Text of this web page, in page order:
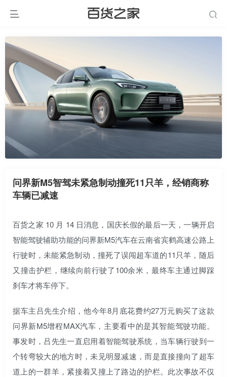
问界新M5智驾未紧急制动撞死11只羊，经销商称
车辆已减速
百货之家 10 月 14 日消息，国庆长假的最后一天，一辆开启
智能驾驶辅助功能的问界新M5汽车在云南省宾鹤高速公路上
行驶时，未能紧急制动，撞死了误闯超车道的11只羊，随后
又撞击护栏，继续向前行驶了100余米，最终车主通过脚踩
刹车才将车停下。
据车主吕先生介绍，他今年8月底花费约27万元购买了这款
问界新M5增程MAX汽车，主要看中的是其智能驾驶功能。
事发时，吕先生一直启用着智能驾驶系统，当车辆行驶到一
个转弯较大的地方时，未见明显减速，而是直接撞向了超车
道上的一群羊，紧接着又撞上了路边的护栏。此次事故不仅